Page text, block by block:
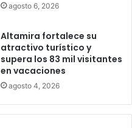
agosto 6, 2026
Altamira fortalece su
atractivo turístico y
supera los 83 mil visitantes
en vacaciones
agosto 4, 2026